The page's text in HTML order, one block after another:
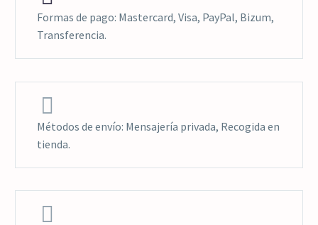
Formas de pago: Mastercard, Visa, PayPal, Bizum,
Transferencia.


Métodos de envío: Mensajería privada, Recogida en
tienda.

